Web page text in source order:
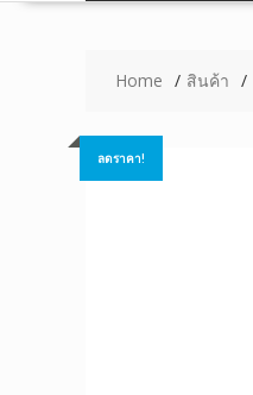
Home สินค้า
ลดราคา!